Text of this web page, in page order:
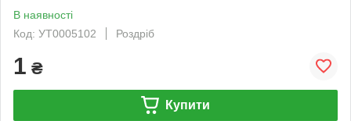
В наявності
Код: УТ0005102
Роздріб
1 ₴
Купити